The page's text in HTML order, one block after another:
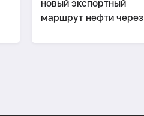
новый экспортный
маршрут нефти через